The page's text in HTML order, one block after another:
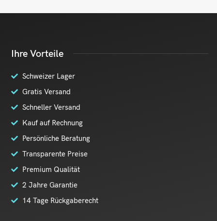
Ihre Vorteile
Schweizer Lager
Gratis Versand
Schneller Versand
Kauf auf Rechnung
Persönliche Beratung
Transparente Preise
Premium Qualität
2 Jahre Garantie
14 Tage Rückgaberecht